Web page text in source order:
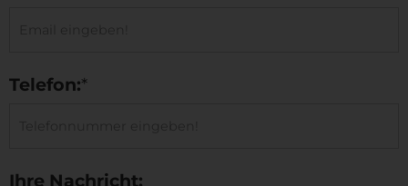
Telefon:*
Ihre Nachricht: